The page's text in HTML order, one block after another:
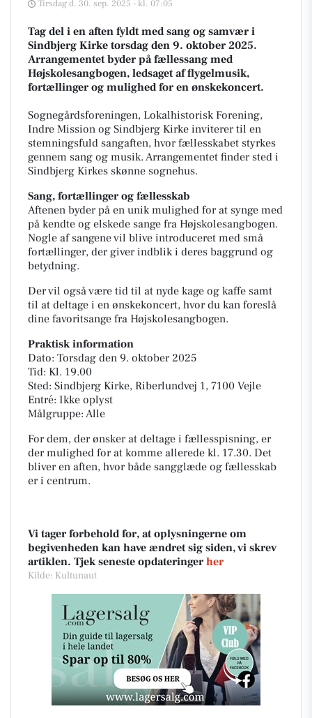
Tirsdag d. 30. sep. 2025 - kl. 07:05
Tag del i en aften fyldt med sang og samvær i
Sindbjerg Kirke torsdag den 9. oktober 2025.
Arrangementet byder på fællessang med
Højskolesangbogen, ledsaget af flygelmusik,
fortællinger og mulighed for en ønskekoncert.
Sognegårdsforeningen, Lokalhistorisk Forening,
Indre Mission og Sindbjerg Kirke inviterer til en
stemningsfuld sangaften, hvor fællesskabet styrkes
gennem sang og musik. Arrangementet finder sted i
Sindbjerg Kirkes skønne sognehus.
Sang, fortællinger og fællesskab
Aftenen byder på en unik mulighed for at synge med
på kendte og elskede sange fra Højskolesangbogen.
Nogle af sangene vil blive introduceret med små
fortællinger, der giver indblik i deres baggrund og
betydning.
Der vil også være tid til at nyde kage og kaffe samt
til at deltage i en ønskekoncert, hvor du kan foreslå
dine favoritsange fra Højskolesangbogen.
Praktisk information
Dato: Torsdag den 9. oktober 2025
Tid: Kl. 19.00
Sted: Sindbjerg Kirke, Riberlundvej 1, 7100 Vejle
Entré: Ikke oplyst
Målgruppe: Alle
For dem, der ønsker at deltage i fællesspisning, er
der mulighed for at komme allerede kl. 17.30. Det
bliver en aften, hvor både sangglæde og fællesskab
er i centrum.
Vi tager forbehold for, at oplysningerne om
begivenheden kan have ændret sig siden, vi skrev
artiklen. Tjek seneste opdateringer her
Kilde: Kultunaut